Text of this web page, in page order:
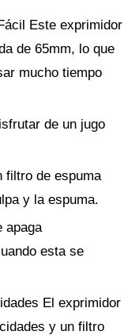
Este exprimidor
de 65mm, lo que
mucho tiempo
de un jugo
filtro de espuma
y la espuma.
apaga
esta se
El exprimidor
y un filtro